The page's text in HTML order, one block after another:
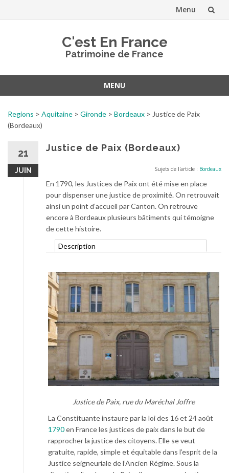
Menu
C'est En France
Patrimoine de France
MENU
contenu
Regions > Aquitaine > Gironde > Bordeaux > Justice de Paix
(Bordeaux)
21
JUIN
Justice de Paix (Bordeaux)
Sujets de l'article : Bordeaux
En 1790, les Justices de Paix ont été mise en place
pour dispenser une justice de proximité. On retrouvait
ainsi un point d’accueil par Canton. On retrouve
encore à Bordeaux plusieurs bâtiments qui témoigne
de cette histoire.
Description
Justice de Paix, rue du Maréchal Joffre
La Constituante instaure par la loi des 16 et 24 août
1790en France les justices de paix dans le but de
rapprocher la justice des citoyens. Elle se veut
gratuite, rapide, simple et équitable dans l’esprit de la
Justice seigneuriale de l’Ancien Régime. Sous la